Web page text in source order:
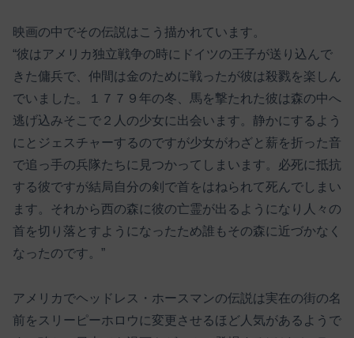
映画の中でその伝説はこう描かれています。
“彼はアメリカ独立戦争の時にドイツの王子が送り込んで
きた傭兵で、仲間は金のために戦ったが彼は殺戮を楽しん
でいました。１７７９年の冬、馬を撃たれた彼は森の中へ
逃げ込みそこで２人の少女に出会います。静かにするよう
にとジェスチャーするのですが少女がわざと薪を折った音
で追っ手の兵隊たちに見つかってしまいます。必死に抵抗
する彼ですが結局自分の剣で首をはねられて死んでしまい
ます。それから西の森に彼の亡霊が出るようになり人々の
首を切り落とすようになったため誰もその森に近づかなく
なったのです。”
アメリカでヘッドレス・ホースマンの伝説は実在の街の名
前をスリーピーホロウに変更させるほど人気があるようで